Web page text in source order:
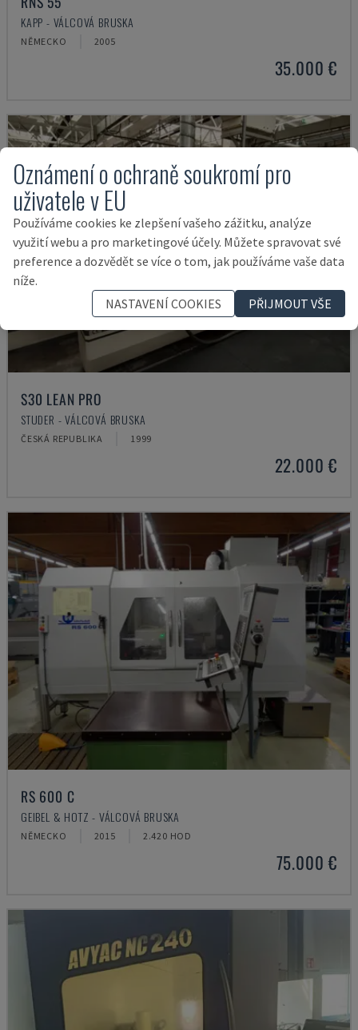
KAPP - VÁLCOVÁ BRUSKA
NĚMECKO 2005
35.000 €
S30 LEAN PRO
STUDER - VÁLCOVÁ BRUSKA
ČESKÁ REPUBLIKA 1999
22.000 €
RS 600 C
GEIBEL & HOTZ - VÁLCOVÁ BRUSKA
NĚMECKO 2015 2.420 HOD
75.000 €
Oznámení o ochraně soukromí pro
uživatele v EU
Používáme cookies ke zlepšení vašeho zážitku, analýze
využití webu a pro marketingové účely. Můžete spravovat své
preference a dozvědět se více o tom, jak používáme vaše data
níže.
NASTAVENÍ COOKIES
PŘIJMOUT VŠE